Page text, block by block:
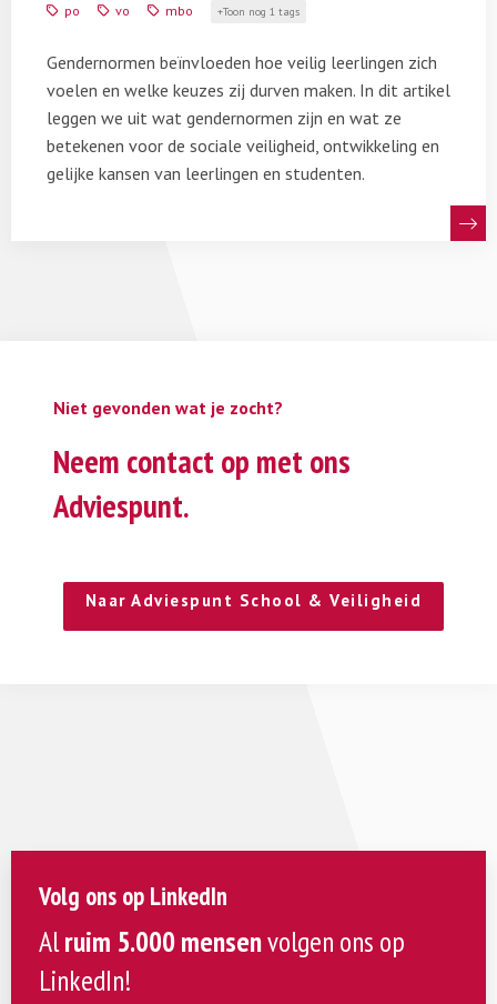
po vo mbo Toon nog 1 tags
Gendernormen beïnvloeden hoe veilig leerlingen zich
voelen en welke keuzes zij durven maken. In dit artikel
leggen we uit wat gendernormen zijn en wat ze
betekenen voor de sociale veiligheid, ontwikkeling en
gelijke kansen van leerlingen en studenten.
Niet gevonden wat je zocht?
Neem contact op met ons
Adviespunt.
Naar Adviespunt School & Veiligheid
Volg ons op LinkedIn
Alruim 5.000 mensenvolgen ons op
LinkedIn!